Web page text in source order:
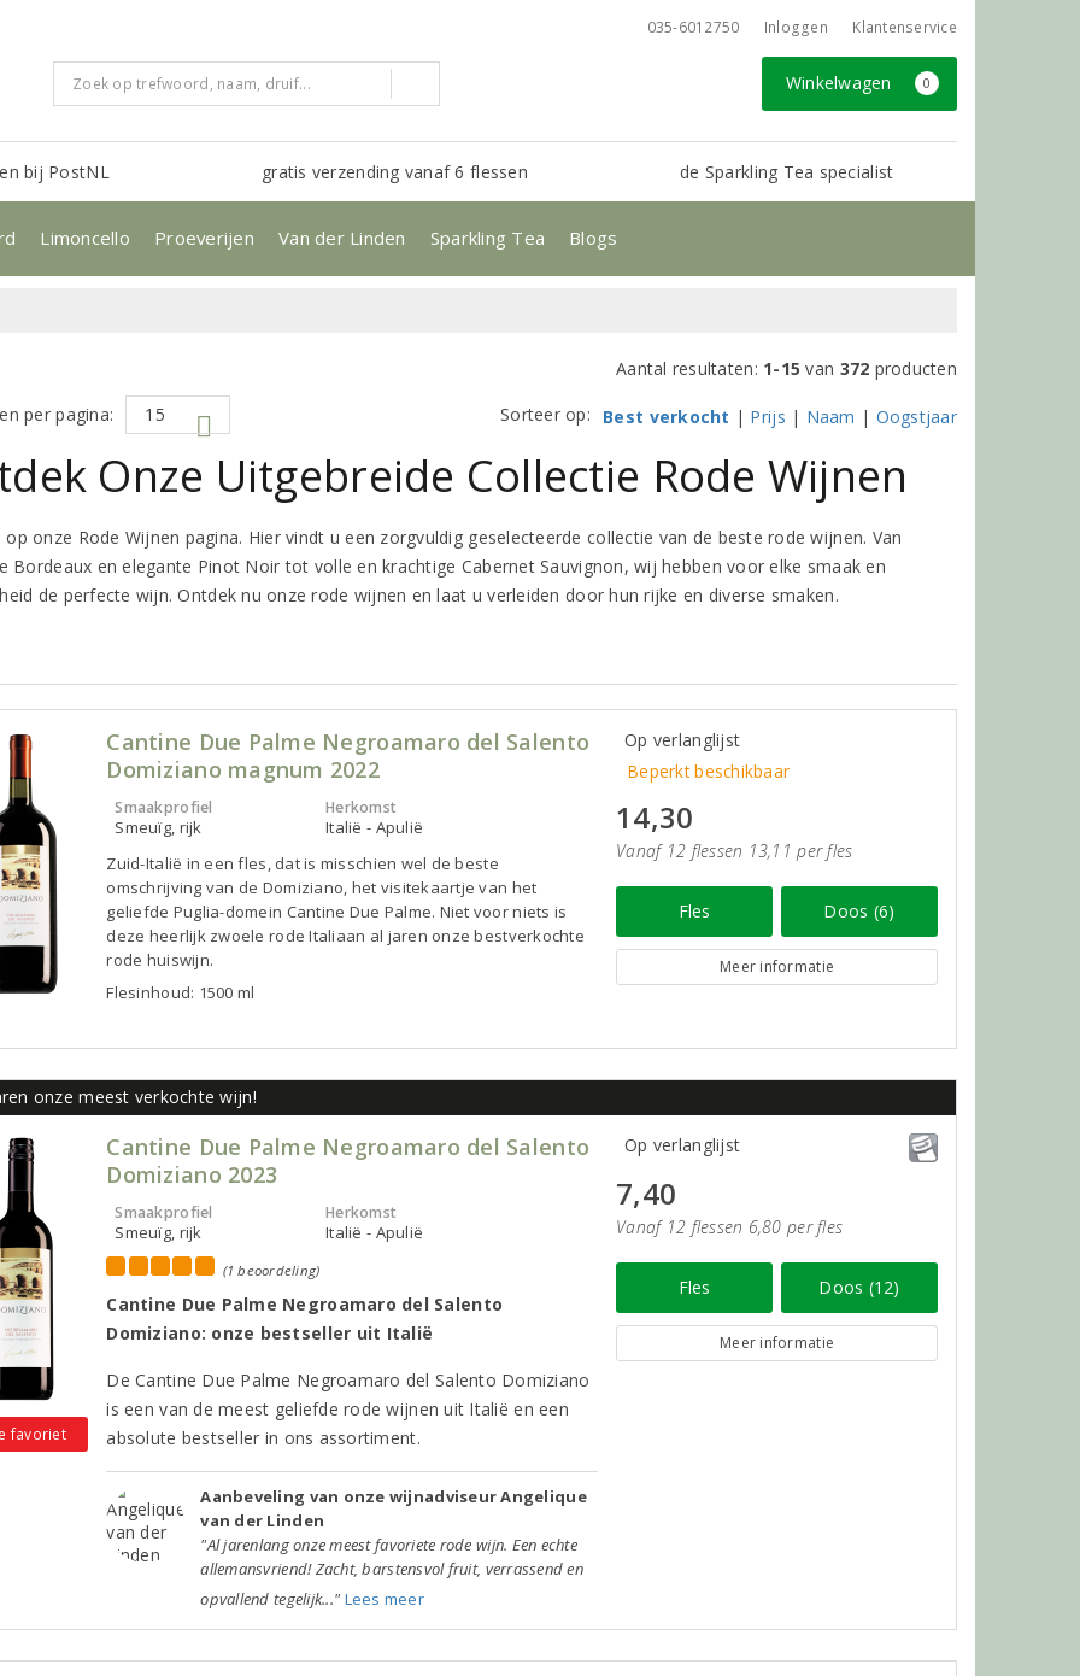
035-6012750 Inloggen Klantenservice
Winkelwagen 0
bij PostNL gratis verzending vanaf 6 flessen de Sparkling Tea specialist
Limoncello Proeverijen Van der Linden Sparkling Tea Blogs
Aantal resultaten: 1-15 van 372 producten
per pagina:
Sorteer op: Best verkocht | Prijs | Naam | Oogstjaar
Onze Uitgebreide Collectie Rode Wijnen
op onze Rode Wijnen pagina. Hier vindt u een zorgvuldig geselecteerde collectie van de beste rode wijnen. Van
Bordeaux en elegante Pinot Noir tot volle en krachtige Cabernet Sauvignon, wij hebben voor elke smaak en
de perfecte wijn. Ontdek nu onze rode wijnen en laat u verleiden door hun rijke en diverse smaken.
Cantine Due Palme Negroamaro del Salento
Domiziano magnum 2022
Smaakprofiel
Smeuïg, rijk
Herkomst
Italië - Apulië
Zuid-Italië in een fles, dat is misschien wel de beste
omschrijving van de Domiziano, het visitekaartje van het
geliefde Puglia-domein Cantine Due Palme. Niet voor niets is
deze heerlijk zwoele rode Italiaan al jaren onze bestverkochte
rode huiswijn.
Flesinhoud: 1500 ml
Op verlanglijst
Beperkt beschikbaar
14,30
Vanaf 12 flessen 13,11 per fles
Fles Doos (6)
Meer informatie
onze meest verkochte wijn!
favoriet
Cantine Due Palme Negroamaro del Salento
Domiziano 2023
Smaakprofiel
Smeuïg, rijk
Herkomst
Italië - Apulië
(1 beoordeling)
Cantine Due Palme Negroamaro del Salento
Domiziano: onze bestseller uit Italië
De Cantine Due Palme Negroamaro del Salento Domiziano
is een van de meest geliefde rode wijnen uit Italië en een
absolute bestseller in ons assortiment.
Aanbeveling van onze wijnadviseur Angelique
van der Linden
"Al jarenlang onze meest favoriete rode wijn. Een echte
allemansvriend! Zacht, barstensvol fruit, verrassend en
opvallend tegelijk..." Lees meer
Op verlanglijst
7,40
Vanaf 12 flessen 6,80 per fles
Fles Doos (12)
Meer informatie